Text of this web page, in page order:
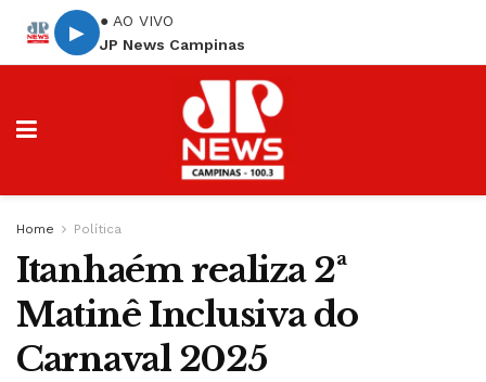
▶
● AO VIVO
JP News Campinas
Home Política
Itanhaém realiza 2ª
Matinê Inclusiva do
Carnaval 2025